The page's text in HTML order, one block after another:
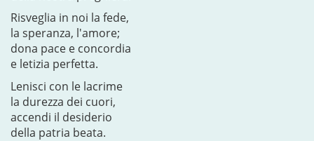
Risveglia in noi la fede,
la speranza, l'amore;
dona pace e concordia
e letizia perfetta.
Lenisci con le lacrime
la durezza dei cuori,
accendi il desiderio
della patria beata.